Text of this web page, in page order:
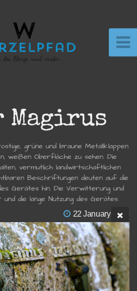
Magirus
grüne und braune Metallklappen
weißen Oberfläche zu sehen. Die
vermutlich landwirtschaftlichen
Beschriftungen deuten auf die
Gerätes hin. Die Verwitterung und
die lange Nutzung des Gerätes.
22 January 2025